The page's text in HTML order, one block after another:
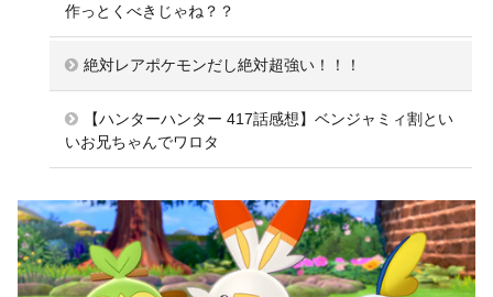
作っとくべきじゃね？？
絶対レアポケモンだし絶対超強い！！！
【ハンターハンター 417話感想】ベンジャミィ割とい
いお兄ちゃんでワロタ